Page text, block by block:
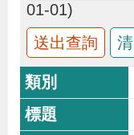
服
務
業
務
01-01)